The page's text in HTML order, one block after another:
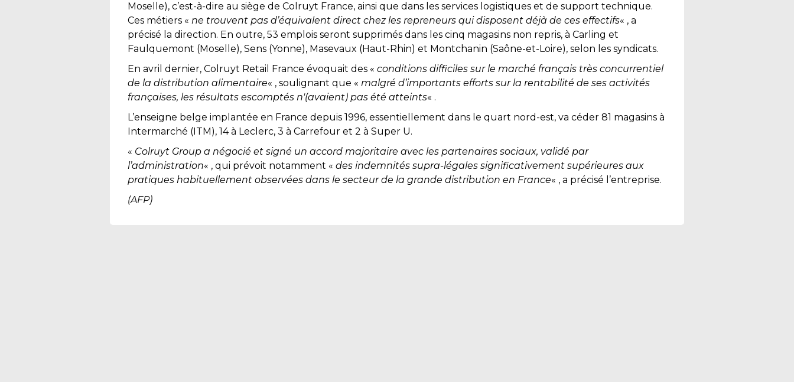
Moselle), c’est-à-dire au siège de Colruyt France, ainsi que dans les services logistiques et de support technique.
Ces métiers « ne trouvent pas d’équivalent direct chez les repreneurs qui disposent déjà de ces effectifs« , a
précisé la direction. En outre, 53 emplois seront supprimés dans les cinq magasins non repris, à Carling et
Faulquemont (Moselle), Sens (Yonne), Masevaux (Haut-Rhin) et Montchanin (Saône-et-Loire), selon les syndicats.
En avril dernier, Colruyt Retail France évoquait des « conditions difficiles sur le marché français très concurrentiel
de la distribution alimentaire« , soulignant que « malgré d’importants efforts sur la rentabilité de ses activités
françaises, les résultats escomptés n'(avaient) pas été atteints« .
L’enseigne belge implantée en France depuis 1996, essentiellement dans le quart nord-est, va céder 81 magasins à
Intermarché (ITM), 14 à Leclerc, 3 à Carrefour et 2 à Super U.
« Colruyt Group a négocié et signé un accord majoritaire avec les partenaires sociaux, validé par
l’administration« , qui prévoit notamment « des indemnités supra-légales significativement supérieures aux
pratiques habituellement observées dans le secteur de la grande distribution en France« , a précisé l’entreprise.
(AFP)